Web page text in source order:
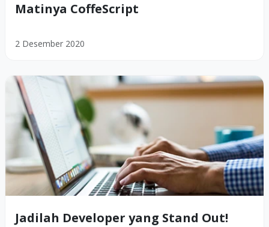
Matinya CoffeScript
2 Desember 2020
Jadilah Developer yang Stand Out!